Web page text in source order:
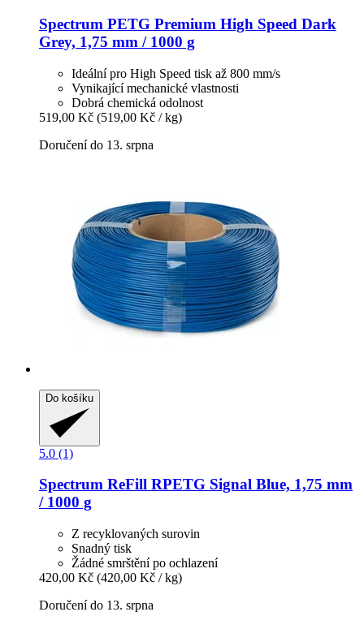
Spectrum PETG Premium High Speed Dark
Grey, 1,75 mm / 1000 g
Ideální pro High Speed tisk až 800 mm/s
Vynikající mechanické vlastnosti
Dobrá chemická odolnost
519,00 Kč (519,00 Kč / kg)
Doručení do 13. srpna
Do košíku
5.0 (1)
Spectrum ReFill RPETG Signal Blue, 1,75 mm
/ 1000 g
Z recyklovaných surovin
Snadný tisk
Žádné smrštění po ochlazení
420,00 Kč (420,00 Kč / kg)
Doručení do 13. srpna